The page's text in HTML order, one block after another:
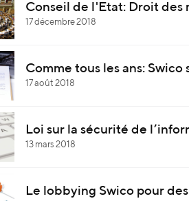
17 décembre 2018
Conseil de l'Etat: Droit
17 août 2018
Comme tous les ans:
13 mars 2018
Loi sur la sécurité de
Le lobbying Swico pour